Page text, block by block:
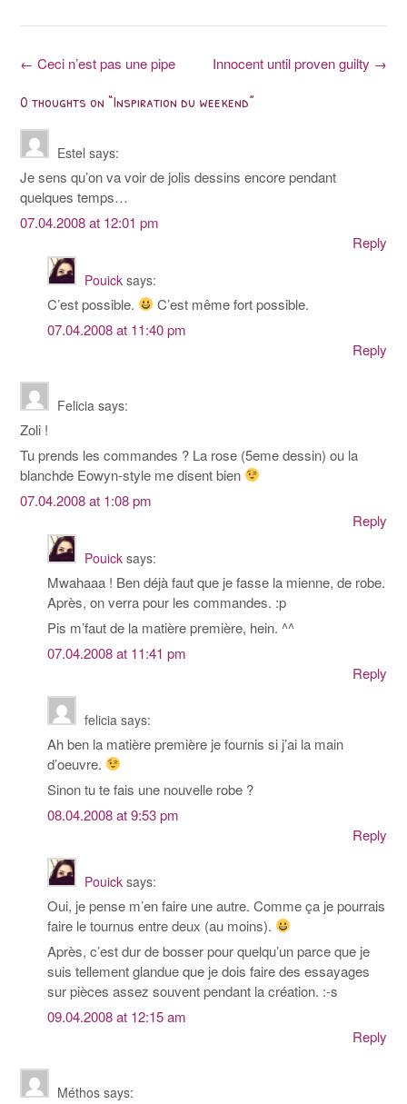
Post
navigation
Innocent until proven guilty →
← Ceci n’est pas une pipe
0 thoughts on “Inspiration du weekend”
Estel says:
Je sens qu’on va voir de jolis dessins encore pendant
quelques temps…
07.04.2008 at 12:01 pm
Reply
Pouick says:
C’est possible.
C’est même fort possible.
07.04.2008 at 11:40 pm
Reply
Felicia says:
Zoli !
Tu prends les commandes ? La rose (5eme dessin) ou la
blanchde Eowyn-style me disent bien
07.04.2008 at 1:08 pm
Reply
Pouick says:
Mwahaaa ! Ben déjà faut que je fasse la mienne, de robe.
Après, on verra pour les commandes. :p
Pis m’faut de la matière première, hein. ^^
07.04.2008 at 11:41 pm
Reply
felicia says:
Ah ben la matière première je fournis si j’ai la main
d’oeuvre.
Sinon tu te fais une nouvelle robe ?
08.04.2008 at 9:53 pm
Reply
Pouick says:
Oui, je pense m’en faire une autre. Comme ça je pourrais
faire le tournus entre deux (au moins).
Après, c’est dur de bosser pour quelqu’un parce que je
suis tellement glandue que je dois faire des essayages
sur pièces assez souvent pendant la création. :-s
09.04.2008 at 12:15 am
Reply
Méthos says: